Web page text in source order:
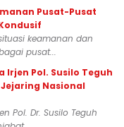
Pusat-Pusat
keamanan dan
pusat...
Pol. Susilo Teguh
Jejaring Nasional
Pol. Dr. Susilo Teguh